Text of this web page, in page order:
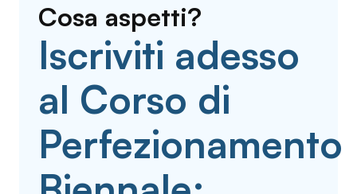
Cosa aspetti?
Iscriviti adesso
al Corso di
Perfezionamento